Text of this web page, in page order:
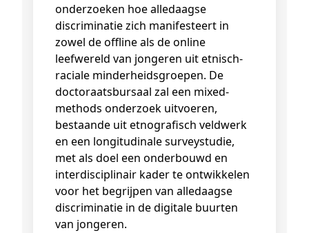
onderzoeken hoe alledaagse
discriminatie zich manifesteert in
zowel de offline als de online
leefwereld van jongeren uit etnisch-
raciale minderheidsgroepen. De
doctoraatsbursaal zal een mixed-
methods onderzoek uitvoeren,
bestaande uit etnografisch veldwerk
en een longitudinale surveystudie,
met als doel een onderbouwd en
interdisciplinair kader te ontwikkelen
voor het begrijpen van alledaagse
discriminatie in de digitale buurten
van jongeren.